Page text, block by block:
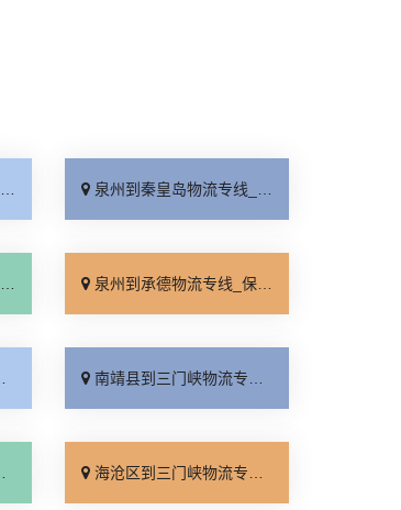
泉州到秦皇岛物流专线_损坏理赔「专线直达」
泉州到承德物流专线_保证时效「价格透明」
南靖县到三门峡物流专线_市县闪送「运价查询」
海沧区到三门峡物流专线_按时送达「专业调车」